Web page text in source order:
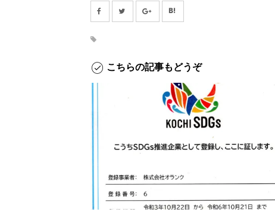
こちらの記事もどうぞ